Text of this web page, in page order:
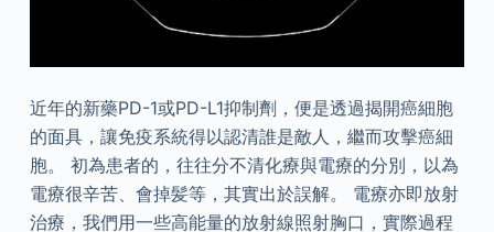
近年的新藥PD-1或PD-L1抑制劑，便是透過揭開癌細胞
的面具，讓免疫系統得以認清誰是敵人，繼而攻擊癌細
胞。 初為患者的，往往分不清化療與電療的分別，以為
電療很辛苦、會掉髪等，其實出於誤解。 電療亦即放射
治療，我們用一些高能量的放射線照射胸口，實際過程